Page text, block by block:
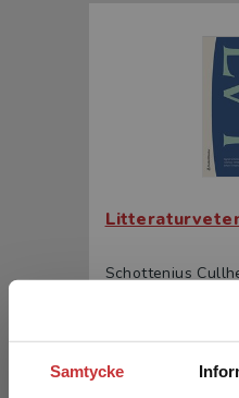
Samtycke
Schottenius